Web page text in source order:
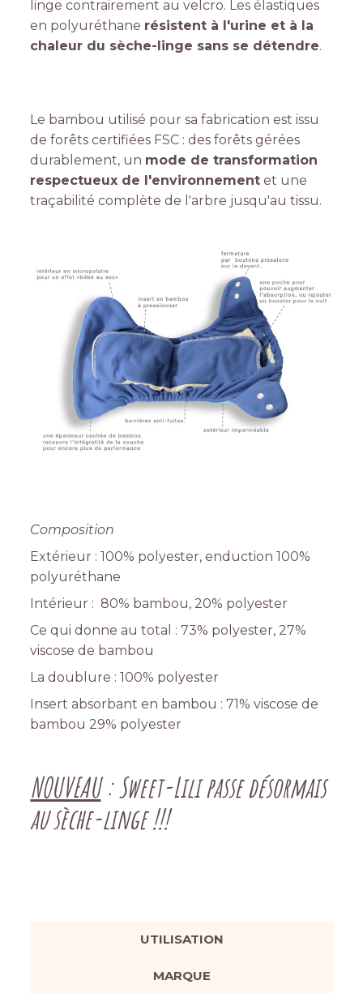
linge contrairement au velcro. Les élastiques
en polyuréthane résistent à l'urine et à la
chaleur du sèche-linge sans se détendre.
Le bambou utilisé pour sa fabrication est issu
de forêts certifiées FSC : des forêts gérées
durablement, un mode de transformation
respectueux de l'environnement et une
traçabilité complète de l'arbre jusqu'au tissu.
Composition
Extérieur : 100% polyester, enduction 100%
polyuréthane
Intérieur : 80% bambou, 20% polyester
Ce qui donne au total : 73% polyester, 27%
viscose de bambou
La doublure : 100% polyester
Insert absorbant en bambou : 71% viscose de
bambou 29% polyester
NOUVEAU: Sweet-Lili passe désormais
au sèche-linge !!!
UTILISATION
MARQUE